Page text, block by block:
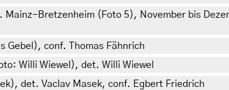
Bretzenheim (Foto 5), November bis
conf. Thomas Fähnrich
Willi Wiewel), det. Willi Wiewel
det. Vaclav Masek, conf. Egbert Friedrich